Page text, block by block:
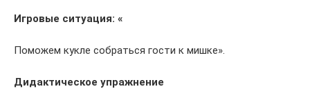
Игровые ситуация: «
Поможем кукле собраться гости к мишке».
Дидактическое упражнение